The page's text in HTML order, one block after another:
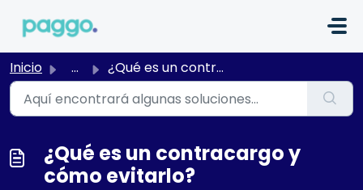
Inicio ... ¿Qué es un contracargo y cómo evitarlo?
¿Qué es un contracargo y
cómo evitarlo?